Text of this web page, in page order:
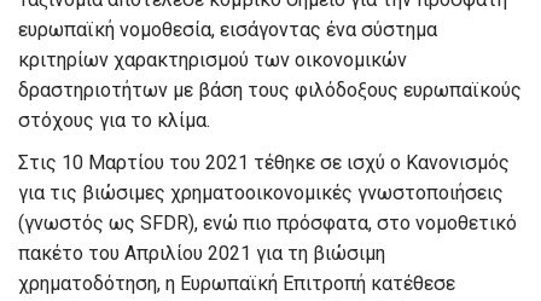
ευρωπαϊκή νομοθεσία, εισάγοντας ένα σύστημα
κριτηρίων χαρακτηρισμού των οικονομικών
δραστηριοτήτων με βάση τους φιλόδοξους ευρωπαϊκούς
στόχους για το κλίμα.
Στις 10 Μαρτίου του 2021 τέθηκε σε ισχύ ο Κανονισμός
για τις βιώσιμες χρηματοοικονομικές γνωστοποιήσεις
(γνωστός ως SFDR), ενώ πιο πρόσφατα, στο νομοθετικό
πακέτο του Απριλίου 2021 για τη βιώσιμη
χρηματοδότηση, η Ευρωπαϊκή Επιτροπή κατέθεσε